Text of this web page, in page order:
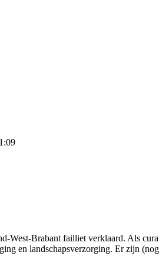
Brabant failliet verklaard. Als
en landschapsverzorging. Er zijn